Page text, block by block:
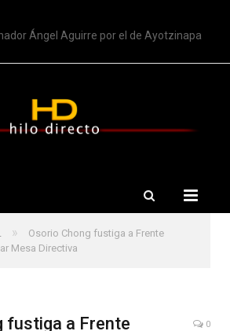
Ángel Aguirre por el de Ayotzinapa
»
Osorio Chong fustiga a Frente
Mesa Directiva
fustiga a Frente
0